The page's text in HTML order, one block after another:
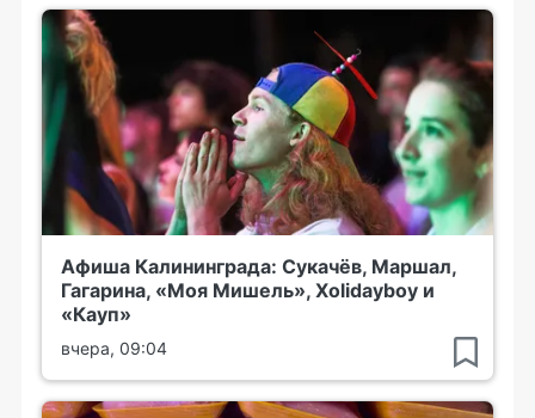
Афиша Калининграда: Сукачёв, Маршал,
Гагарина, «Моя Мишель», Xolidayboy и
«Кауп»
вчера, 09:04